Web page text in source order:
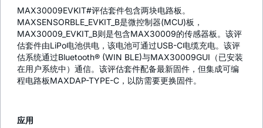
MAX30009EVKIT#评估套件包含两块电路板。
MAXSENSORBLE_EVKIT_B是微控制器(MCU)板，
MAX30009_EVKIT_B则是包含MAX30009的传感器板。该评
估套件由LiPo电池供电，该电池可通过USB-C电缆充电。该评
估系统通过Bluetooth® (WIN BLE)与MAX30009GUI（已安装
在用户系统中）通信。该评估套件配备最新固件，但集成可编
程电路板MAXDAP-TYPE-C，以防需要更换固件。
应用